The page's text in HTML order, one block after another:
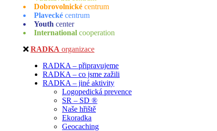
Dobrovolnické centrum
Plavecké centrum
Youth center
International cooperation
RADKA organizace
RADKA – připravujeme
RADKA – co jsme zažili
RADKA – jiné aktivity
Logopedická prevence
SR – SD ®
Naše hřiště
Ekoradka
Geocaching